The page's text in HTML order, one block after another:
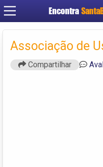
Encontra
Associação de
Compartilhar